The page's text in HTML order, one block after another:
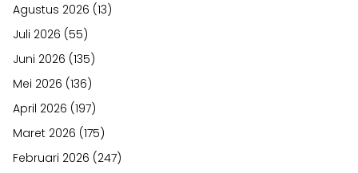
Agustus 2026 (13)
Juli 2026 (55)
Juni 2026 (135)
Mei 2026 (136)
April 2026 (197)
Maret 2026 (175)
Februari 2026 (247)